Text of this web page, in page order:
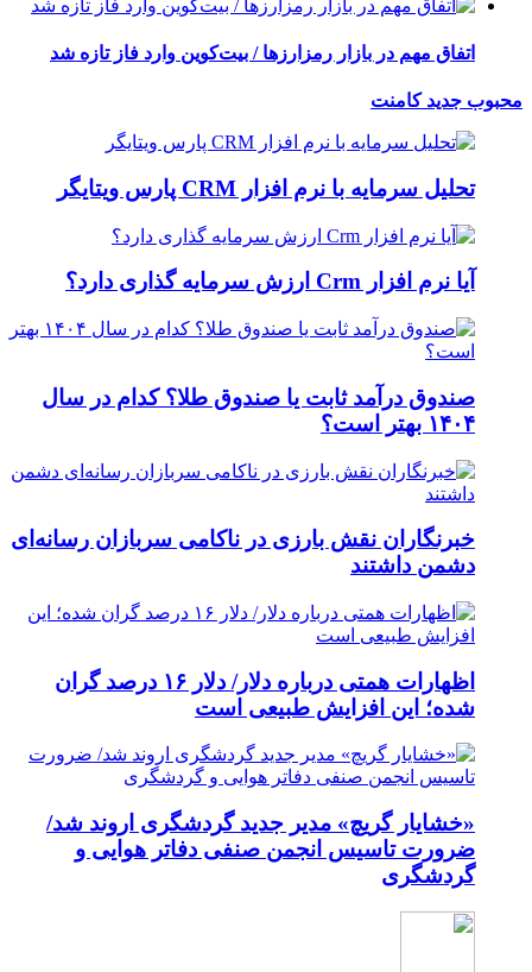
اتفاق مهم در بازار رمزارزها / بیت‌کوین وارد فاز تازه شد
محبوب جدیدکامنت
تحلیل سرمایه با نرم افزار CRM پارس ویتایگر
آیا نرم افزار Crm ارزش سرمایه گذاری دارد؟
صندوق درآمد ثابت یا صندوق طلا؟ کدام در سال
۱۴۰۴ بهتر است؟
خبرنگاران نقش بارزی در ناکامی سربازان رسانه‌ای
دشمن داشتند
اظهارات همتی درباره دلار/ دلار ۱۶ درصد گران
شده؛ این افزایش طبیعی است
«خشایار گریچ» مدیر جدید گردشگری اروند شد/
ضرورت تاسیس انجمن صنفی دفاتر هوایی و
گردشگری